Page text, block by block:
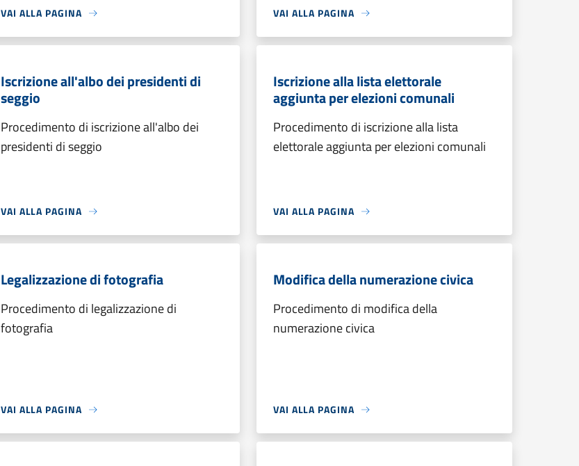
VAI ALLA PAGINA VAI ALLA PAGINA
Iscrizione all'albo dei presidenti di
seggio
Procedimento di iscrizione all'albo dei
presidenti di seggio
VAI ALLA PAGINA
Iscrizione alla lista elettorale
aggiunta per elezioni comunali
Procedimento di iscrizione alla lista
elettorale aggiunta per elezioni comunali
VAI ALLA PAGINA
Legalizzazione di fotografia
Procedimento di legalizzazione di
fotografia
VAI ALLA PAGINA
Modifica della numerazione civica
Procedimento di modifica della
numerazione civica
VAI ALLA PAGINA